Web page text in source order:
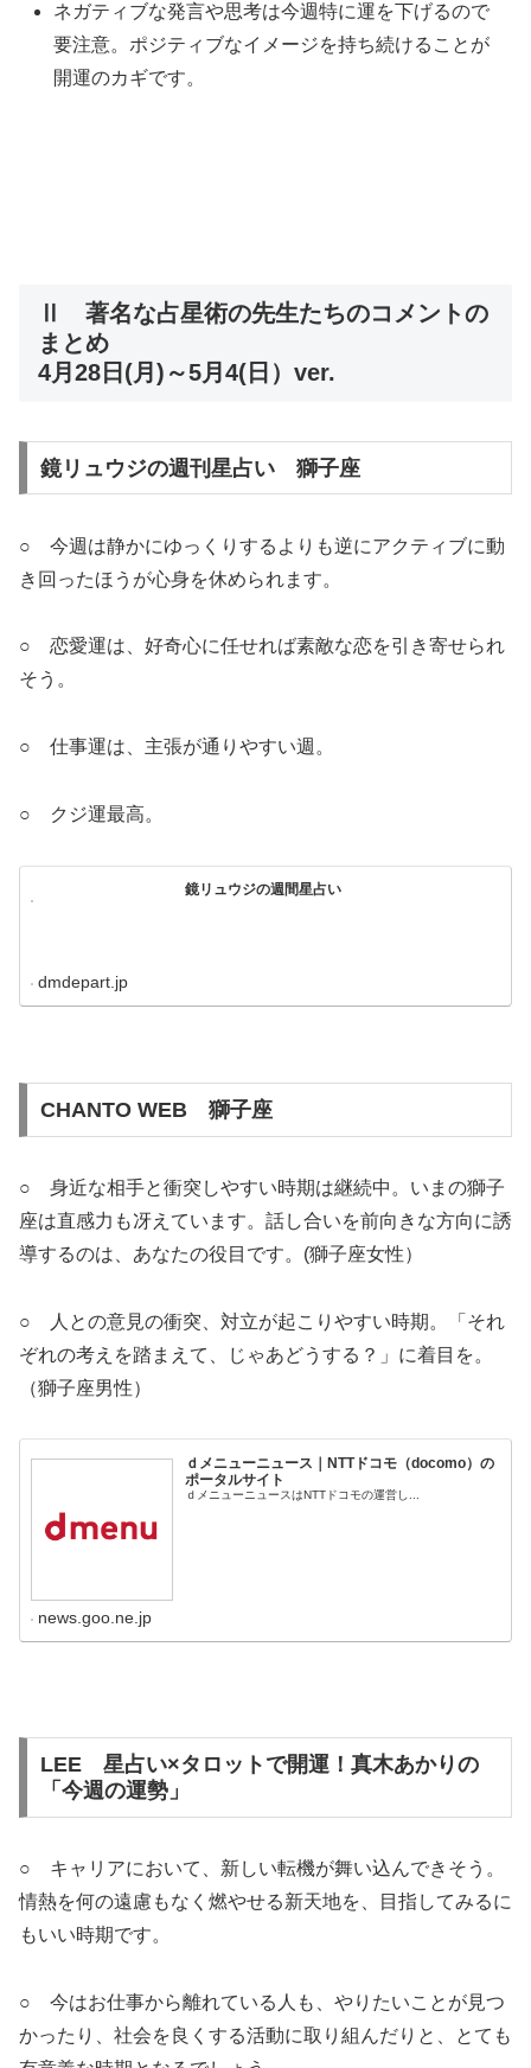
ネガティブな発言や思考は今週特に運を下げるので
要注意。ポジティブなイメージを持ち続けることが
開運のカギです。
Ⅱ 著名な占星術の先生たちのコメントの
まとめ
4月28日(月)～5月4(日）ver.
鏡リュウジの週刊星占い 獅子座
○ 今週は静かにゆっくりするよりも逆にアクティブに動
き回ったほうが心身を休められます。
○ 恋愛運は、好奇心に任せれば素敵な恋を引き寄せられ
そう。
○ 仕事運は、主張が通りやすい週。
○ クジ運最高。
鏡リュウジの週間星占い
dmdepart.jp
CHANTO WEB 獅子座
○ 身近な相手と衝突しやすい時期は継続中。いまの獅子
座は直感力も冴えています。話し合いを前向きな方向に誘
導するのは、あなたの役目です。(獅子座女性）
○ 人との意見の衝突、対立が起こりやすい時期。「それ
ぞれの考えを踏まえて、じゃあどうする？」に着目を。
（獅子座男性）
ｄメニューニュース｜NTTドコモ（docomo）の
ポータルサイト
ｄメニューニュースはNTTドコモの運営し...
news.goo.ne.jp
LEE 星占い×タロットで開運！真木あかりの
「今週の運勢」
○ キャリアにおいて、新しい転機が舞い込んできそう。
情熱を何の遠慮もなく燃やせる新天地を、目指してみるに
もいい時期です。
○ 今はお仕事から離れている人も、やりたいことが見つ
かったり、社会を良くする活動に取り組んだりと、とても